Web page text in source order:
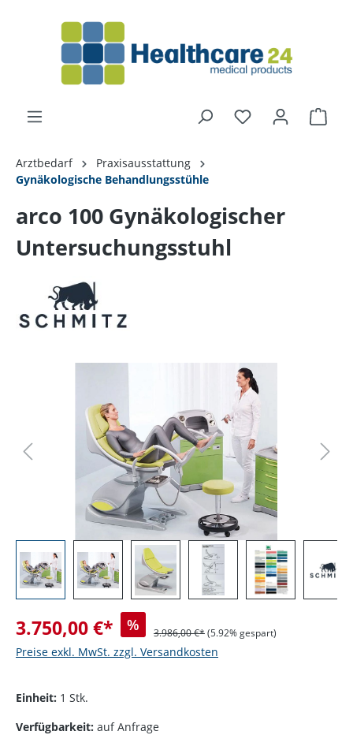
Arztbedarf
Praxisausstattung
Gynäkologische Behandlungsstühle
arco 100 Gynäkologischer
Untersuchungsstuhl
3.750,00 €* % 3.986,00 €*(5.92% gespart)
Preise exkl. MwSt. zzgl. Versandkosten
Einheit: 1 Stk.
Verfügbarkeit: auf Anfrage